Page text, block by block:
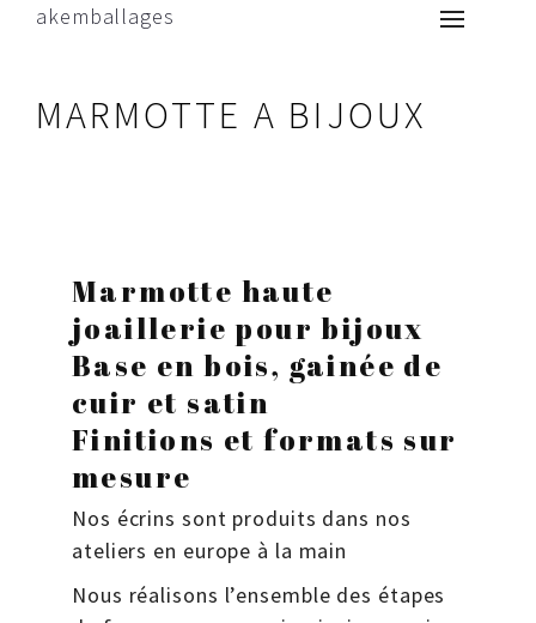
akemballages
MARMOTTE A BIJOUX
Marmotte haute
joaillerie pour bijoux
Base en bois, gainée de
cuir et satin
Finitions et formats sur
mesure
Nos écrins sont produits dans nos
ateliers en europe à la main
Nous réalisons l’ensemble des étapes